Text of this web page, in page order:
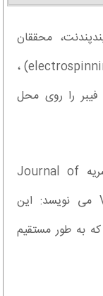
محققان
با استفاده از روشی به نام «الکتروریسی»(electrospinning) ،
فیبر را روی محل
لین هاستون مولف این پژوهش در نشریه Journal of
Vacuum Science & Technology B می نویسد: این
به طور مستقیم